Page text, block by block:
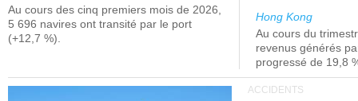
Au cours des cinq premiers mois de 2026,
5 696 navires ont transité par le port
(+12,7 %).
Hong Kong
Au cours du
revenus générés
progressé de 19,8
ACCIDENTS